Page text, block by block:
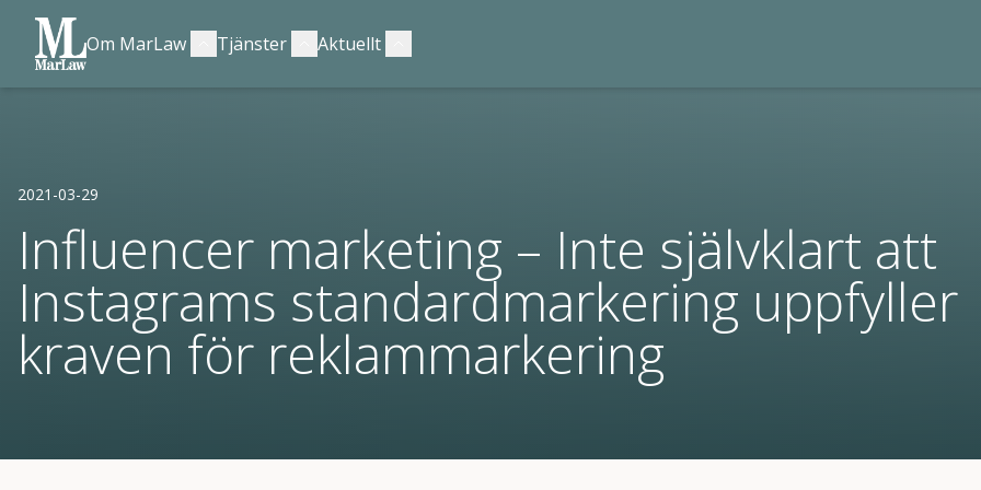
Om MarLaw Tjänster Aktuellt
2021-03-29
Influencer marketing – Inte självklart att
Instagrams standardmarkering uppfyller
kraven för reklammarkering